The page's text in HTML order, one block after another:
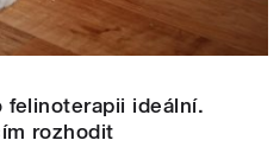
ideální.
rozhodit